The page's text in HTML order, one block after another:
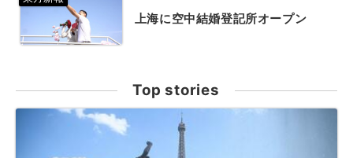
上海に空中結婚登記所オープン
Top stories